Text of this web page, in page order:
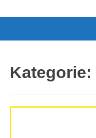
Kategorie: